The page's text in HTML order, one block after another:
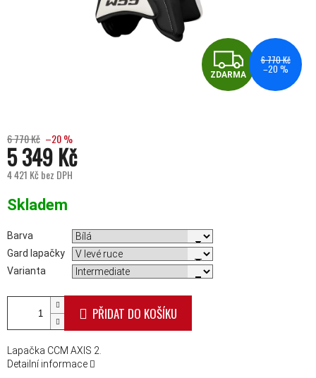
ZDARMA
6 770 Kč
–20 %
6 770 Kč –20 %
5 349 Kč
4 421 Kč bez DPH
Skladem
Barva
Gard lapačky
Varianta
PŘIDAT DO KOŠÍKU
Lapačka CCM AXIS 2.
Detailní informace